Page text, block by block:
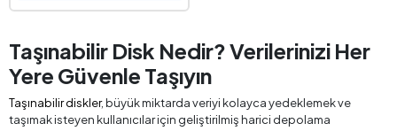
Taşınabilir Disk Nedir? Verilerinizi Her
Yere Güvenle Taşıyın
Taşınabilir diskler, büyük miktarda veriyi kolayca yedeklemek ve
taşımak isteyen kullanıcılar için geliştirilmiş harici depolama